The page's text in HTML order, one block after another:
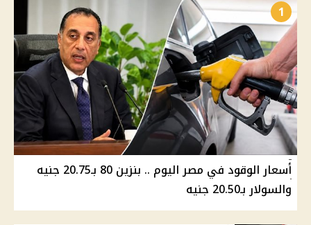
1
أسعار الوقود في مصر اليوم .. بنزين 80 بـ20.75 جنيه
والسولار بـ20.50 جنيه